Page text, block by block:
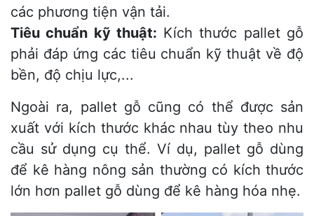
các phương tiện vận tải.
Tiêu chuẩn kỹ thuật: Kích thước pallet gỗ
phải đáp ứng các tiêu chuẩn kỹ thuật về độ
bền, độ chịu lực,...
Ngoài ra, pallet gỗ cũng có thể được sản
xuất với kích thước khác nhau tùy theo nhu
cầu sử dụng cụ thể. Ví dụ, pallet gỗ dùng
để kê hàng nông sản thường có kích thước
lớn hơn pallet gỗ dùng để kê hàng hóa nhẹ.